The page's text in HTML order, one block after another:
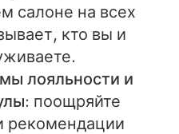
салоне на всех
кто вы и
лояльности и
: поощряйте
рекомендации